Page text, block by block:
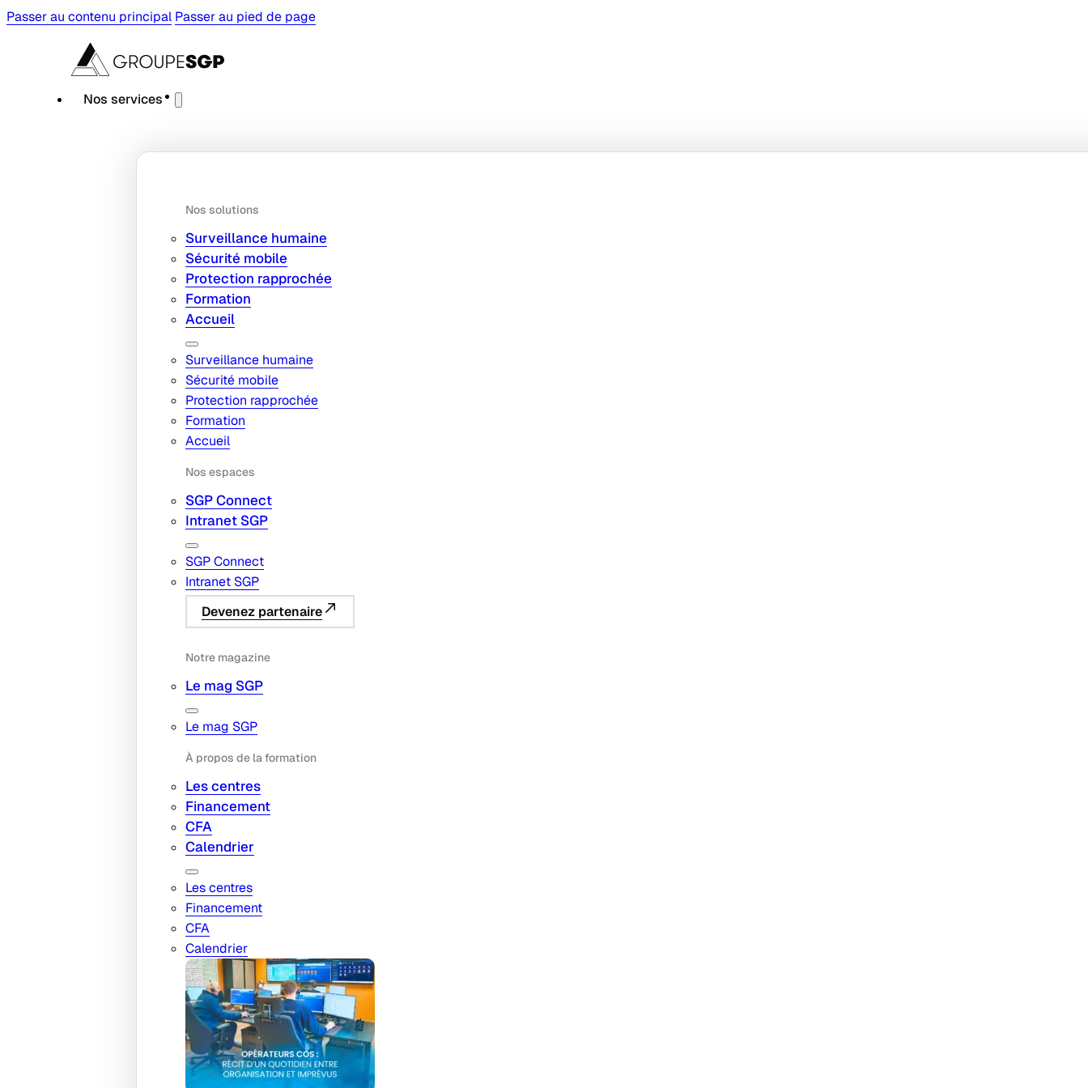
Passer au contenu principal Passer au pied de page
Nos services
Nos solutions
Surveillance humaine
Sécurité mobile
Protection rapprochée
Formation
Accueil
Surveillance humaine
Sécurité mobile
Protection rapprochée
Formation
Accueil
Nos espaces
SGP Connect
Intranet SGP
SGP Connect
Intranet SGP
Devenez partenaire
Notre magazine
Le mag SGP
Le mag SGP
À propos de la formation
Les centres
Financement
CFA
Calendrier
Les centres
Financement
CFA
Calendrier